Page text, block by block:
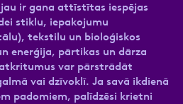
ir gana attīstītas iespējas
stiklu, iepakojumu
tekstilu un bioloģiskos
enerģija, pārtikas un dārza
var pārstrādāt
vai dzīvoklī. Ja savā ikdienā
padomiem, palīdzēsi krietni